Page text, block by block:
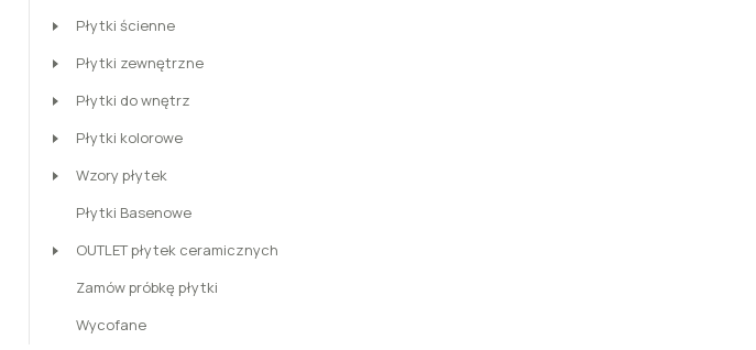
Płytki ścienne
Płytki zewnętrzne
Płytki do wnętrz
Płytki kolorowe
Wzory płytek
Płytki Basenowe
OUTLET płytek ceramicznych
Zamów próbkę płytki
Wycofane